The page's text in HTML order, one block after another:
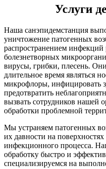
Услуги
Наша санэпидемстанция
уничтожение патогенных
распространением инфекций
болезнетворных
вирусы, грибки, плесень.
длительное время являться
микрофлоры, инфицировать
предотвратить
вызвать сотрудников нашей
обработки проблемной
Мы устраняем патогенных
их давности на
инфекционного процесса.
обработку быстро и
специализируемся на